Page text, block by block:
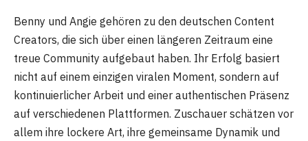
Benny und Angie gehören zu den deutschen Content
Creators, die sich über einen längeren Zeitraum eine
treue Community aufgebaut haben. Ihr Erfolg basiert
nicht auf einem einzigen viralen Moment, sondern auf
kontinuierlicher Arbeit und einer authentischen Präsenz
auf verschiedenen Plattformen. Zuschauer schätzen vor
allem ihre lockere Art, ihre gemeinsame Dynamik und